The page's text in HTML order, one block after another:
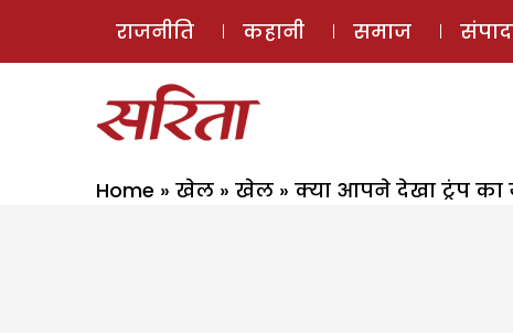
राजनीति कहानी समाज
Home » खेल » खेल » क्या आपने देखा ट्रंप का